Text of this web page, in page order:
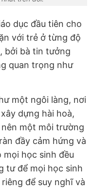
dục đầu tiên cho
với trẻ ở từng độ
bởi bà tin tưởng
quan trọng như
một ngôi làng, nơi
dựng hài hoà,
một môi trường
đầy cảm hứng và
học sinh đều
tư để mọi học sinh
để suy nghĩ và